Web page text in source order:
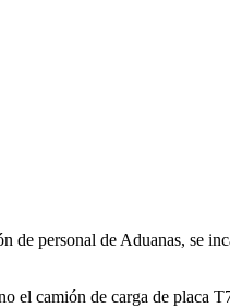
personal de Aduanas, se
el camión de carga de placa